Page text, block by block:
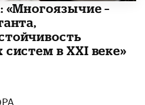
«Многоязычие –
в XXI веке»